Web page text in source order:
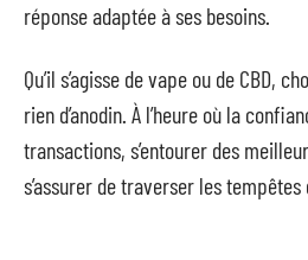
réponse adaptée à ses besoins.
Qu’il s’agisse de vape ou de CBD,
rien d’anodin. À l’heure où la
transactions, s’entourer des
s’assurer de traverser les